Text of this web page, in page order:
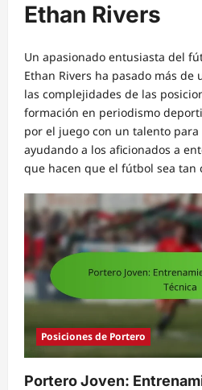
Ethan Rivers
Un apasionado entusiasta del
Ethan Rivers ha pasado más de
las complejidades de las
formación en periodismo
por el juego con un talento
ayudando a los aficionados a
que hacen que el fútbol sea tan
Posiciones de Portero
Portero Joven: